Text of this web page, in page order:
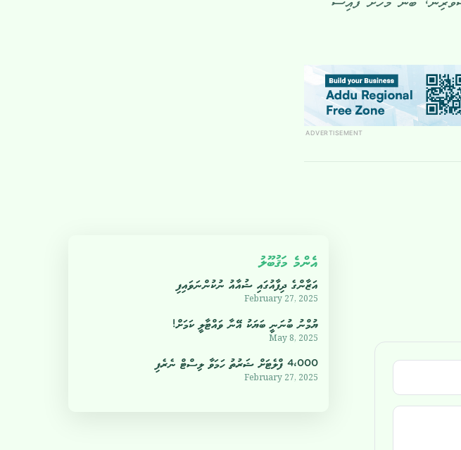
ބާނާ މަހަށް ފައިސާ
ADVERTISEMENT
އެންމެ މަޤުބޫލު
އަޒާންގެ ދިފާއުގައި ޝުއާއު ނުކުންނަވައިފި
February 27, 2025
ޔުމްނު ބުނަނީ ބަޔަކު އޭނާ ވައްޓާލީ ކަމަށް!
May 8, 2025
4،000 ފްލެޓަށް ޝަރުތު ހަމަވާ ލިސްޓް ނެރެފި
February 27, 2025